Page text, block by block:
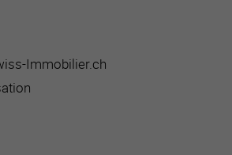
Immobilier.ch